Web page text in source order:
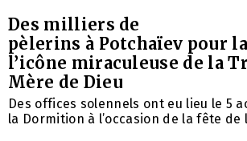
Des milliers de
pèlerins à Potchaïev pour
l’icône miraculeuse de la
Mère de Dieu
Des offices solennels ont eu lieu le 5
la Dormition à l’occasion de la fête de